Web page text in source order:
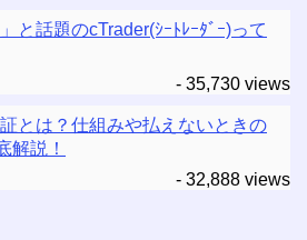
と話題のcTrader(ｼｰﾄﾚｰﾀﾞｰ)って
- 35,730 views
とは？仕組みや払えないときの
解説！
- 32,888 views